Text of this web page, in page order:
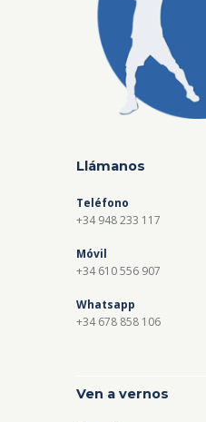
Llámanos
Teléfono
+34 948 233 117
Móvil
+34 610 556 907
Whatsapp
+34 678 858 106
Ven a vernos